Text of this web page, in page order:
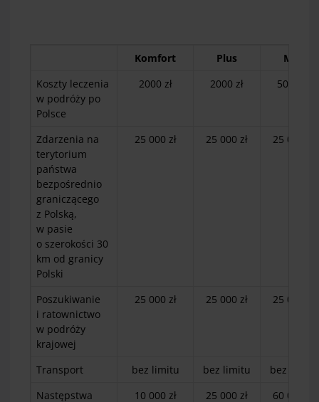
Komfort Plus
Max
Koszty leczenia
w podróży po
Polsce
2000 zł 2000 zł 5000 zł
Zdarzenia na
terytorium
państwa
bezpośrednio
graniczącego
z Polską,
w pasie
o szerokości 30
km od granicy
Polski
25 000 zł 25 000 zł 25 000 zł
Poszukiwanie
i ratownictwo
w podróży
krajowej
25 000 zł 25 000 zł 25 000 zł
Transport bez limitu bez limitu
bez limitu
Następstwa
10 000 zł 25 000 zł 60 000 zł